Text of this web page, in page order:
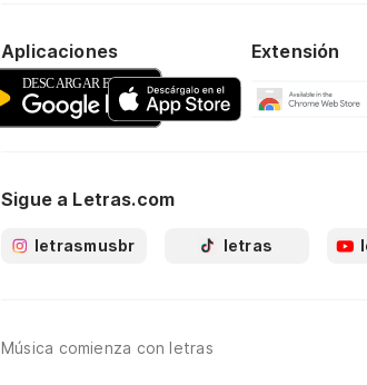
Aplicaciones Extensión
Sigue a Letras.com
letrasmusbr letras
Música comienza con letras